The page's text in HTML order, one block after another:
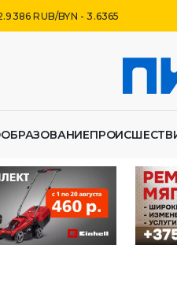
RUB/BYN - 3.6365
ОБРАЗОВАНИЕ